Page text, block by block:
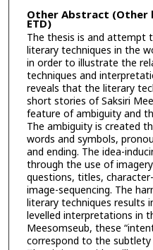
Other Abstract (Other
ETD)
The thesis is and attempt
literary techniques in the
in order to illustrate the
techniques and
reveals that the literary
short stories of Saksiri
feature of ambiguity and
The ambiguity is created
words and symbols,
and ending. The idea-
through the use of
questions, titles,
image-sequencing. The
literary techniques results
levelled interpretations in
Meesomseub, these
correspond to the